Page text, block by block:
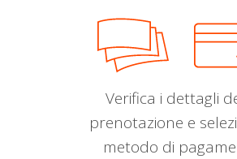
Verifica i dettagli
prenotazione e
metodo di